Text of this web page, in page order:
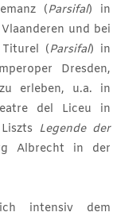
(Parsifal) in
und bei
Titurel (Parsifal) in
Dresden,
erleben, u.a. in
del Liceu in
Legende der
Albrecht in der
intensiv dem